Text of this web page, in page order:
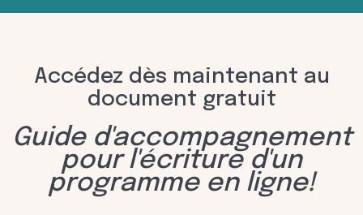
Accédez dès maintenant au
document gratuit
Guide d'accompagnement
pour l'écriture d'un
programme en ligne!